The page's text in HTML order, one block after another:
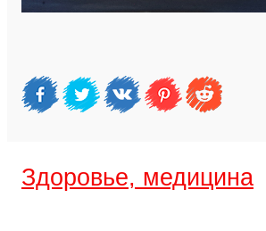
Здоровье, медицина